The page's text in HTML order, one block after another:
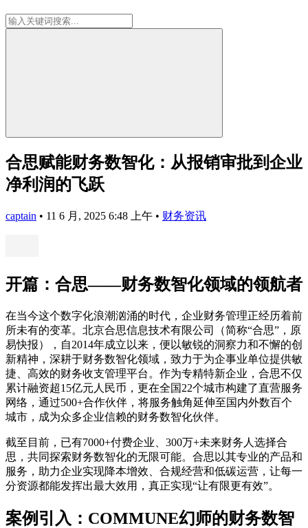
合思赋能财务数智化：从报销审批到企业
净利润的飞跃
captain • 11 6 月, 2025 6:48 上午 • 财务资讯
开篇：合思——财务数智化领域的领航者
在当今这个数字化浪潮汹涌的时代，企业财务管理正经历着前
所未有的变革。北京合思信息技术有限公司（简称“合思”，原
易快报），自2014年成立以来，便以敏锐的洞察力和不懈的创
新精神，深耕于财务数智化领域，致力于为企事业单位提供敏
捷、高效的财务收支管理平台。作为专精特新企业，合思不仅
累计融资超15亿元人民币，更在全国22个城市构建了直营服务
网络，通过500+合作伙伴，将服务触角延伸至国内外数百个
城市，成为众多企业信赖的财务数智化伙伴。
截至目前，已有7000+付费企业、300万+未来财务人选择合
思，共同探索财务数智化的无限可能。合思以其专业的产品和
服务，助力企业实现降本增效、合规经营和低碳运营，让每一
分资源都能发挥出最大效用，真正实现“让有限更有效”。
案例引入：COMMUNE幻师的财务数智